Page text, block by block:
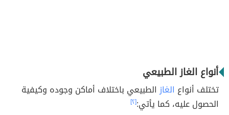
أنواع الغاز الطبيعي
تختلف أنواع الغازالطبيعي باختلاف أماكن وجوده وكيفية
الحصول عليه، كما يأتي:[٢]